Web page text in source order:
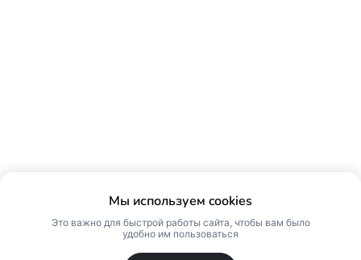
Мы используем cookies
Это важно для быстрой работы сайта, чтобы вам было
удобно им пользоваться